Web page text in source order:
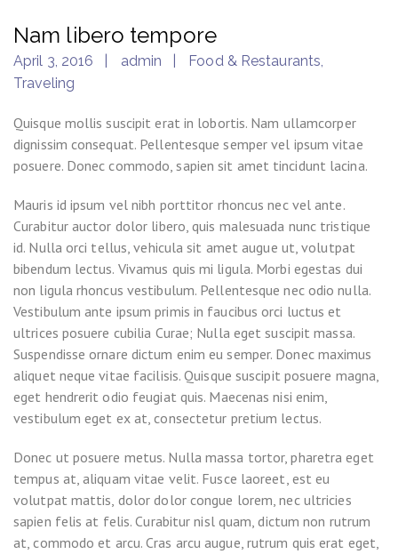
Nam libero tempore
April 3, 2016 admin Food & Restaurants,
Traveling
Quisque mollis suscipit erat in lobortis. Nam ullamcorper
dignissim consequat. Pellentesque semper vel ipsum vitae
posuere. Donec commodo, sapien sit amet tincidunt lacina.
Mauris id ipsum vel nibh porttitor rhoncus nec vel ante.
Curabitur auctor dolor libero, quis malesuada nunc tristique
id. Nulla orci tellus, vehicula sit amet augue ut, volutpat
bibendum lectus. Vivamus quis mi ligula. Morbi egestas dui
non ligula rhoncus vestibulum. Pellentesque nec odio nulla.
Vestibulum ante ipsum primis in faucibus orci luctus et
ultrices posuere cubilia Curae; Nulla eget suscipit massa.
Suspendisse ornare dictum enim eu semper. Donec maximus
aliquet neque vitae facilisis. Quisque suscipit posuere magna,
eget hendrerit odio feugiat quis. Maecenas nisi enim,
vestibulum eget ex at, consectetur pretium lectus.
Donec ut posuere metus. Nulla massa tortor, pharetra eget
tempus at, aliquam vitae velit. Fusce laoreet, est eu
volutpat mattis, dolor dolor congue lorem, nec ultricies
sapien felis at felis. Curabitur nisl quam, dictum non rutrum
at, commodo et arcu. Cras arcu augue, rutrum quis erat eget,